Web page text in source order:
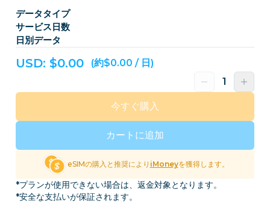
データタイプ
サービス日数
日別データ
USD: $0.00 (約$0.00 / 日)
カートに追加
今すぐ購入
eSIMの購入と推奨により iMoneyを獲得します。
*プランが使用できない場合は、返金対象となります。
*安全な支払いが保証されます。